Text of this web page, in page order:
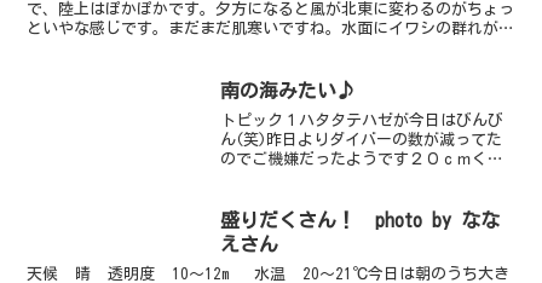
で、陸上はぽかぽかです。夕方になると風が北東に変わるのがちょっ
といやな感じです。まだまだ肌寒いですね。水面にイワシの群れが凄
南の海みたい♪
トピック１ハタタテハゼが今日はびんび
ん(笑)昨日よりダイバーの数が減ってた
のでご機嫌だったようです２０ｃｍくら
隠れることなく常に視界に入っててくれ
てまーす。ヨスジフエダ...
盛りだくさん！ photo by なな
えさん
天候 晴 透明度 10〜12m 水温 20〜21℃今日は朝のうち大き